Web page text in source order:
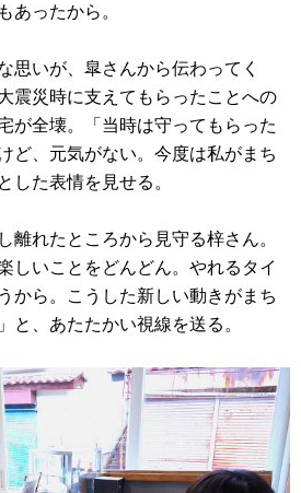
あったから。
いが、皐さんから伝わってく
震災時に支えてもらったことへの
が全壊。「当時は守ってもらった
ど、元気がない。今度は私がまち
した表情を見せる。
れたところから見守る梓さん。
しいことをどんどん。やれるタイ
から。こうした新しい動きがまち
と、あたたかい視線を送る。